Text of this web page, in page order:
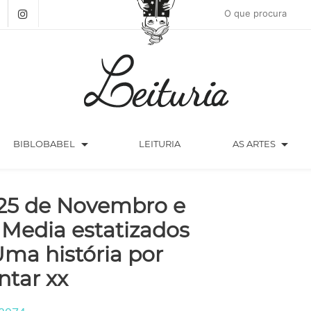
BIBLOBABEL arrow_drop_down LEITURIA AS ARTES arrow_drop_down
de Novembro e
estatizados
história por
xx